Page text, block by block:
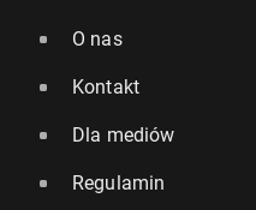
O nas
Kontakt
Dla mediów
Regulamin